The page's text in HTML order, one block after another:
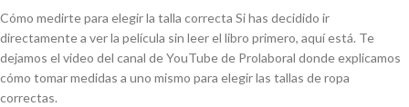
Cómo medirte para elegir la talla correcta Si has decidido ir
directamente a ver la película sin leer el libro primero, aquí está. Te
dejamos el video del canal de YouTube de Prolaboral donde explicamos
cómo tomar medidas a uno mismo para elegir las tallas de ropa
correctas.